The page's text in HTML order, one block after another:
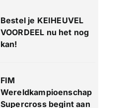
Bestel je KEIHEUVEL
VOORDEEL nu het nog
kan!
FIM
Wereldkampioenschap
Supercross begint aan